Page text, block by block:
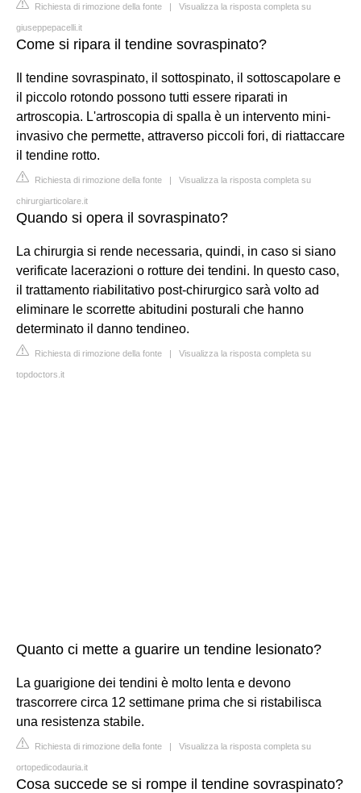
Richiesta di rimozione della fonte | Visualizza la risposta completa su
giuseppepacelli.it
Come si ripara il tendine sovraspinato?
Il tendine sovraspinato, il sottospinato, il sottoscapolare e
il piccolo rotondo possono tutti essere riparati in
artroscopia. L'artroscopia di spalla è un intervento mini-
invasivo che permette, attraverso piccoli fori, di riattaccare
il tendine rotto.
Richiesta di rimozione della fonte | Visualizza la risposta completa su
chirurgiarticolare.it
Quando si opera il sovraspinato?
La chirurgia si rende necessaria, quindi, in caso si siano
verificate lacerazioni o rotture dei tendini. In questo caso,
il trattamento riabilitativo post-chirurgico sarà volto ad
eliminare le scorrette abitudini posturali che hanno
determinato il danno tendineo.
Richiesta di rimozione della fonte | Visualizza la risposta completa su
topdoctors.it
Quanto ci mette a guarire un tendine lesionato?
La guarigione dei tendini è molto lenta e devono
trascorrere circa 12 settimane prima che si ristabilisca
una resistenza stabile.
Richiesta di rimozione della fonte | Visualizza la risposta completa su
ortopedicodauria.it
Cosa succede se si rompe il tendine sovraspinato?